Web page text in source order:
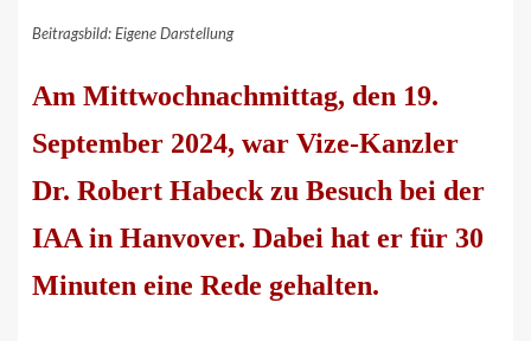
Beitragsbild: Eigene Darstellung
Am Mittwochnachmittag, den 19.
September 2024, war Vize-Kanzler
Dr. Robert Habeck zu Besuch bei der
IAA in Hanvover. Dabei hat er für 30
Minuten eine Rede gehalten.